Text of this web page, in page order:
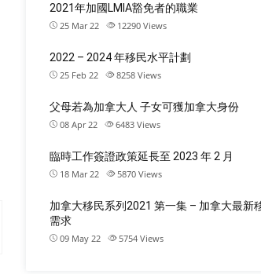
2021年加國LMIA豁免者的職業
25 Mar 22 12290 Views
2022 – 2024 年移民水平計劃
25 Feb 22 8258 Views
父母若為加拿大人 子女可獲加拿大身份
08 Apr 22 6483 Views
臨時工作簽證政策延長至 2023 年 2 月
18 Mar 22 5870 Views
加拿大移民系列2021 第一集 – 加拿大最新
需求
09 May 22 5754 Views